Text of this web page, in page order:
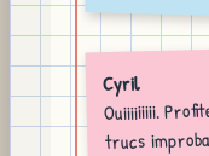
Cyril
Ouiiiiiiiii.
trucs